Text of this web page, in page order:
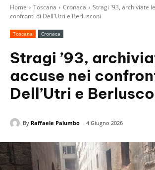
Home Toscana Cronaca
Stragi '93, archiviate
confronti di Dell'Utri e Berlusconi
Toscana Cronaca
Stragi ’93,
accuse nei
Dell’Utri e
By Raffaele Palumbo 4 Giugno 2026